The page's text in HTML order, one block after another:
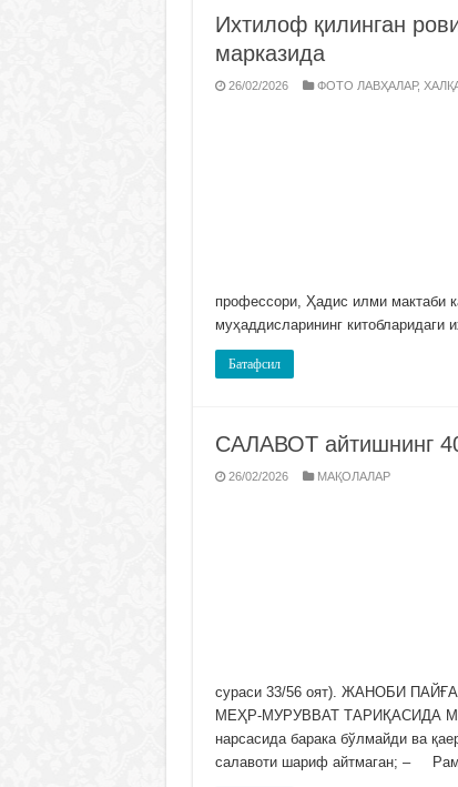
Ихтилоф қилинган
марказида
26/02/2026 ФОТО ЛАВҲАЛАР,
профессори, Ҳадис илми мактаби
муҳаддисларининг китобларидаги
Батафсил
САЛАВОТ айтишнинг
26/02/2026 МАҚОЛАЛАР
сураси 33/56 оят). ЖАНОБИ
МЕҲР-МУРУВВАТ ТАРИҚАСИДА
нарсасида барака бўлмайди ва
салавоти шариф айтмаган; –